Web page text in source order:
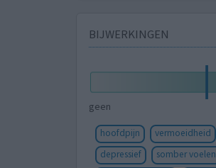
BIJWERKINGEN
geen
hoofdpijn vermoeidheid
depressief
somber voelen